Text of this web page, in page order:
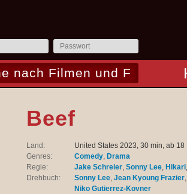
Beef
Land:
United States 2023, 30 min, ab 18
Genres:
Comedy, Drama
Regie:
Jake Schreier, Sonny Lee, Hikari,
Drehbuch:
Sonny Lee, Jean Kyoung Frazier,
Niko Gutierrez-Kovner